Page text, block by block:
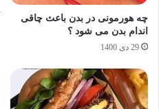
چه هورمونی در بدن باعث چاقی
اندام بدن می شود ؟
29 دی 1400